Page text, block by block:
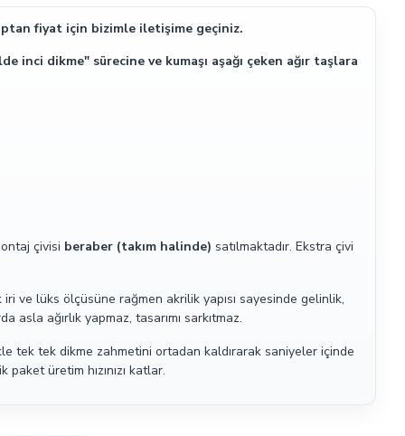
fiyat için bizimle iletişime geçiniz.
inci dikme" sürecine ve kumaşı aşağı çeken ağır taşlara
çivisi beraber (takım halinde) satılmaktadır. Ekstra çivi
iri ve lüks ölçüsüne rağmen akrilik yapısı sayesinde gelinlik,
ağırlık yapmaz, tasarımı sarkıtmaz.
tek tek dikme zahmetini ortadan kaldırarak saniyeler içinde
üretim hızınızı katlar.